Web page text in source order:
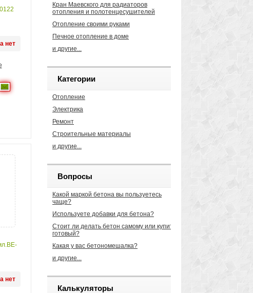
нет
нет
Кран Маевского для радиаторов
отопления и полотенцесушителей
Отопление своими руками
Печное отопление в доме
и другие...
Категории
Отопление
Электрика
Ремонт
Строительные материалы
и другие...
Вопросы
Какой маркой бетона вы пользуетесь
чаще?
Используете добавки для бетона?
Стоит ли делать бетон самому или купить
готовый?
Какая у вас бетономешалка?
и другие...
Калькуляторы